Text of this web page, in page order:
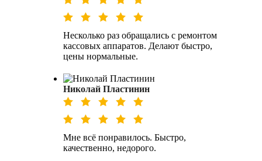
Несколько раз обращались с ремонтом
кассовых аппаратов. Делают быстро,
цены нормальные.
Николай Пластинин
Мне всё понравилось. Быстро,
качественно, недорого.